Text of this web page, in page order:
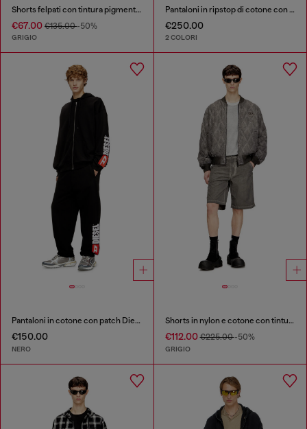
Shorts felpati con tintura pigmentata
€67.00 €135.00-50%
GRIGIO
Pantaloni in ripstop di cotone con fibbie laterali
€250.00
2 COLORI
Pantaloni in cotone con patch Diesel
€150.00
NERO
Shorts in nylon e cotone con tintura pigmentata
€112.00€225.00-50%
GRIGIO